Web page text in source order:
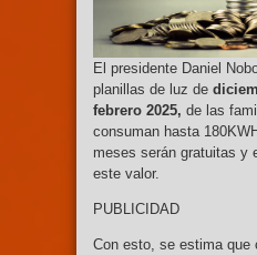
El presidente Daniel
planillas de luz de
febrero 2025, de las
consuman hasta
meses serán gratuitas y
este valor.
PUBLICIDAD
Con esto, se estima que